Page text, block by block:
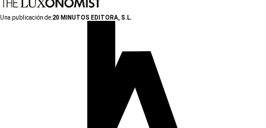
Una publicación de:20 MINUTOS EDITORA, S.L.